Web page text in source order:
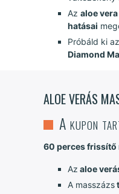
Az aloe vera
hatásai
Próbáld ki az
Diamond
ALOE VERÁS
A kupon
60 perces frissítő
Az aloe
A masszázs